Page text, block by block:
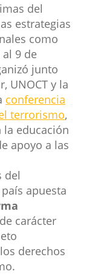
del
estrategias
como
9 de
junto
UNOCT y la
conferencia
terrorismo,
la educación
apoyo a las
del
apuesta
de carácter
derechos